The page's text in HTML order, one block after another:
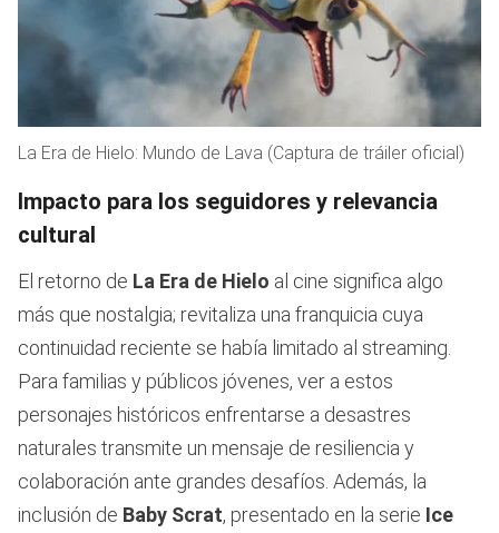
La Era de Hielo: Mundo de Lava (Captura de tráiler oficial)
Impacto para los seguidores y relevancia
cultural
El retorno de La Era de Hielo al cine significa algo
más que nostalgia; revitaliza una franquicia cuya
continuidad reciente se había limitado al streaming.
Para familias y públicos jóvenes, ver a estos
personajes históricos enfrentarse a desastres
naturales transmite un mensaje de resiliencia y
colaboración ante grandes desafíos. Además, la
inclusión de Baby Scrat, presentado en la serie Ice